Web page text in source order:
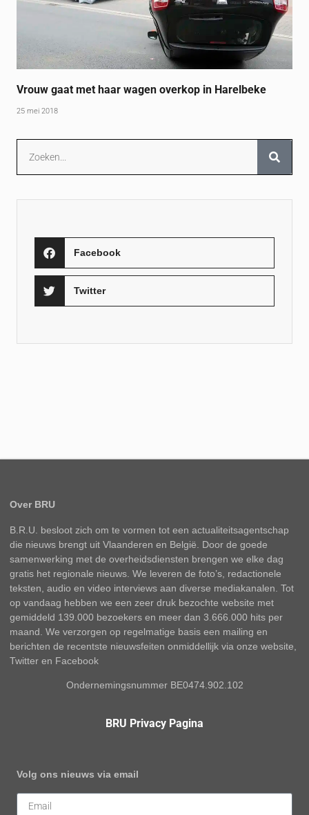
Vrouw gaat met haar wagen overkop in Harelbeke
25 mei 2018
Facebook
Twitter
Over BRU
B.R.U. besloot zich om te vormen tot een actualiteitsagentschap
die nieuws brengt uit Vlaanderen en België. Door de goede
samenwerking met de overheidsdiensten brengen we elke dag
gratis het regionale nieuws. We leveren de foto’s, redactionele
teksten, audio en video interviews aan diverse mediakanalen. Tot
op vandaag hebben we een zeer druk bezochte website met
gemiddeld 139.000 bezoekers en meer dan 3.666.000 hits per
maand. We verzorgen op regelmatige basis een mailing en
berichten de recentste nieuwsfeiten onmiddellijk via onze website,
Twitter en Facebook
Ondernemingsnummer BE0474.902.102
BRU Privacy Pagina
Volg ons nieuws via email